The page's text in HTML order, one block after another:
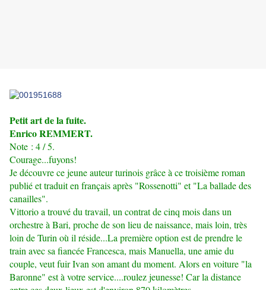
Petit art de la fuite.
Enrico REMMERT.
Note : 4 / 5.
Courage...fuyons!
Je découvre ce jeune auteur turinois grâce à ce troisième roman
publié et traduit en français après "Rossenotti" et "La ballade des
canailles".
Vittorio a trouvé du travail, un contrat de cinq mois dans un
orchestre à Bari, proche de son lieu de naissance, mais loin, très
loin de Turin où il réside...La première option est de prendre le
train avec sa fiancée Francesca, mais Manuella, une amie du
couple, veut fuir Ivan son amant du moment. Alors en voiture "la
Baronne" est à votre service....roulez jeunesse! Car la distance